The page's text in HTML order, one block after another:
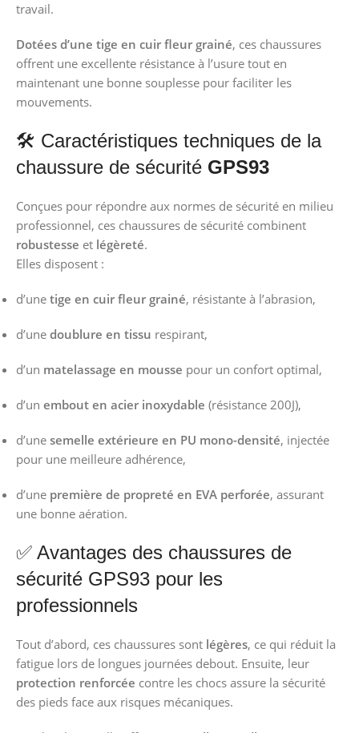
travail.
Dotées d’une tige en cuir fleur grainé, ces chaussures
offrent une excellente résistance à l’usure tout en
maintenant une bonne souplesse pour faciliter les
mouvements.
🛠️ Caractéristiques techniques de la
chaussure de sécurité GPS93
Conçues pour répondre aux normes de sécurité en milieu
professionnel, ces chaussures de sécurité combinent
robustesse et légèreté.
Elles disposent :
d’une tige en cuir fleur grainé, résistante à l’abrasion,
d’une doublure en tissu respirant,
d’un matelassage en mousse pour un confort optimal,
d’un embout en acier inoxydable (résistance 200J),
d’une semelle extérieure en PU mono-densité, injectée
pour une meilleure adhérence,
d’une première de propreté en EVA perforée, assurant
une bonne aération.
✅ Avantages des chaussures de
sécurité GPS93 pour les
professionnels
Tout d’abord, ces chaussures sont légères, ce qui réduit la
fatigue lors de longues journées debout. Ensuite, leur
protection renforcée contre les chocs assure la sécurité
des pieds face aux risques mécaniques.